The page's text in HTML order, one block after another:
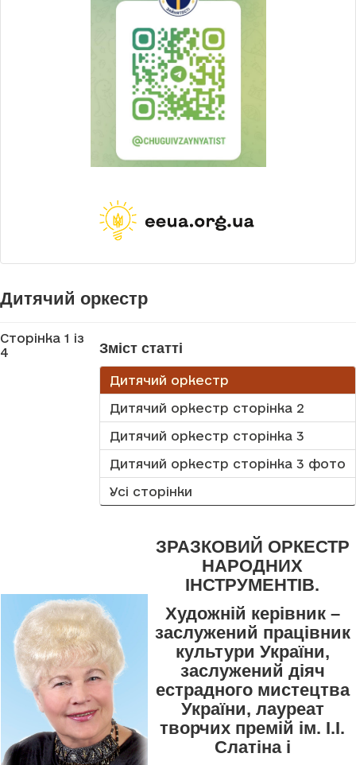
Дитячий оркестр
Зміст статті
Дитячий оркестр
Дитячий оркестр сторінка 2
Дитячий оркестр сторінка 3
Дитячий оркестр сторінка 3 фото
Усі сторінки
Сторінка 1 із
4
ЗРАЗКОВИЙ ОРКЕСТР
НАРОДНИХ
ІНСТРУМЕНТІВ.
Художній керівник –
заслужений працівник
культури України,
заслужений діяч
естрадного мистецтва
України, лауреат
творчих премій ім. І.І.
Слатіна і